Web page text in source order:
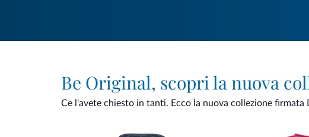
Be Original, scopri la nuova
Ce l'avete chiesto in tanti. Ecco la nuova collezione firmata